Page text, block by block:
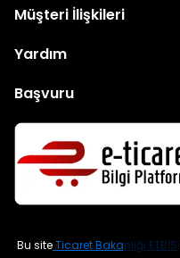
Müşteri İlişkileri
Yardım
Başvuru
Bu siteTicaret Bakanlığı ETBİS